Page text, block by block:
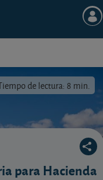
de lectura: 8 min.
para Hacienda